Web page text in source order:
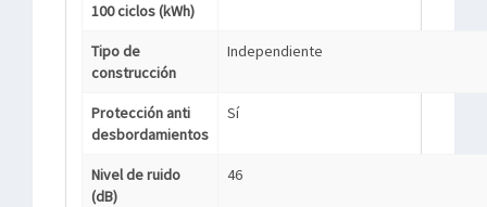
100 ciclos (kWh)
Tipo de
construcción
Independiente
Protección anti
desbordamientos
Sí
Nivel de ruido
(dB)
46